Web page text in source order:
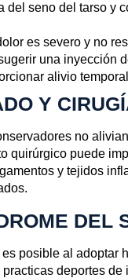
seno del tarso y
es severo y no
una inyección
alivio
Y
no
quirúrgico puede
y tejidos
DEL
posible al adoptar
deportes de